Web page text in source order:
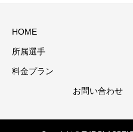
HOME
所属選手
料金プラン
お問い合わせ